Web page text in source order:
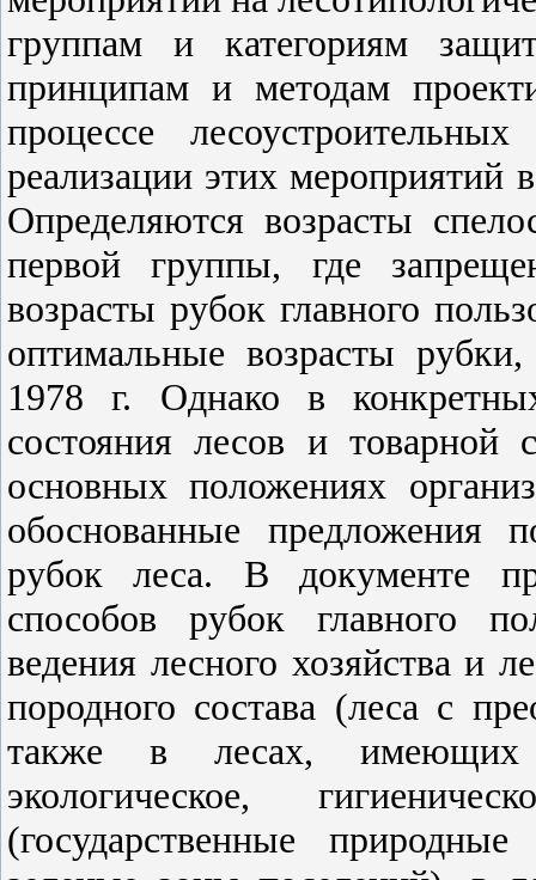
группам и категориям
принципам и методам
процессе
реализации этих мероприятий
Определяются возрасты
первой группы, где
возрасты рубок главного
оптимальные возрасты
1978 г. Однако в
состояния лесов и товарной
основных положениях
обоснованные предложения
рубок леса. В документе
способов рубок главного
ведения лесного хозяйства и
породного состава (леса с
также в лесах, имеющих
экологическое,
(государственные